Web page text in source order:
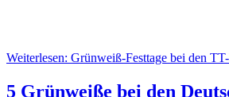
Weiterlesen: Grünweiß-Festtage bei den
5 Grünweiße bei den